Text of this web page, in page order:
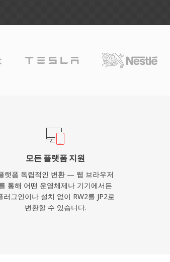
모든 플랫폼 지원
랫폼 독립적인 변환 — 웹 브라우저
통해 어떤 운영체제나 기기에서든
러그인이나 설치 없이 RW2를 JP2로
변환할 수 있습니다.